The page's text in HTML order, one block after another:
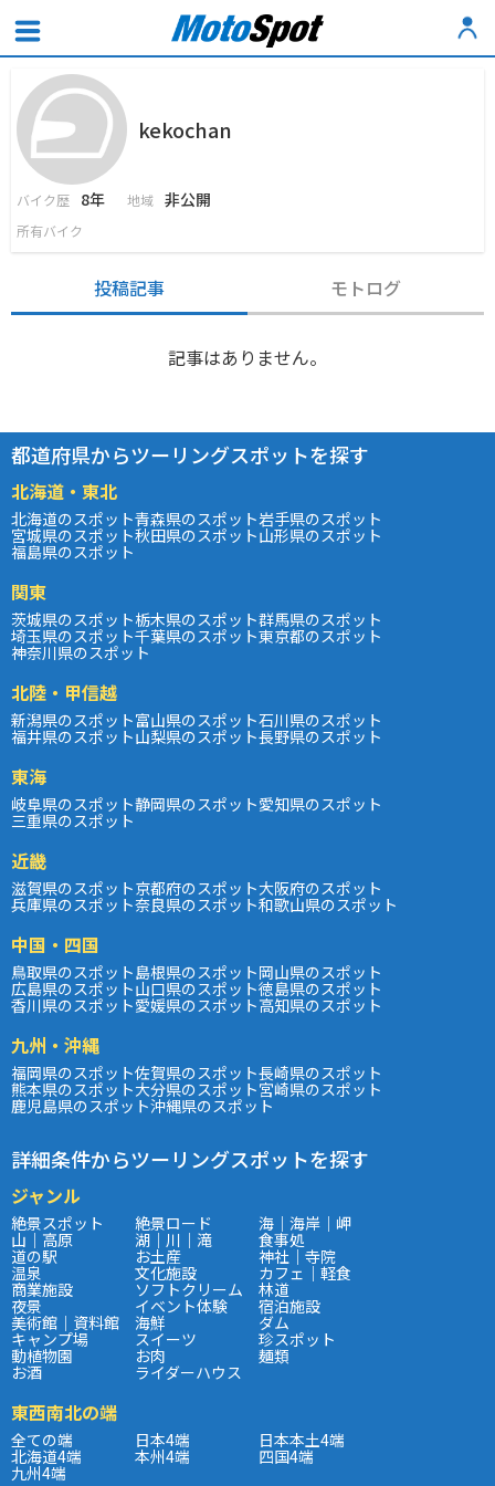
kekochan
バイク歴 8年 地域 非公開
所有バイク
投稿記事 モトログ
記事はありません。
都道府県からツーリングスポットを探す
北海道・東北
北海道のスポット青森県のスポット岩手県のスポット
宮城県のスポット秋田県のスポット山形県のスポット
福島県のスポット
関東
茨城県のスポット栃木県のスポット群馬県のスポット
埼玉県のスポット千葉県のスポット東京都のスポット
神奈川県のスポット
北陸・甲信越
新潟県のスポット富山県のスポット石川県のスポット
福井県のスポット山梨県のスポット長野県のスポット
東海
岐阜県のスポット静岡県のスポット愛知県のスポット
三重県のスポット
近畿
滋賀県のスポット京都府のスポット大阪府のスポット
兵庫県のスポット奈良県のスポット和歌山県のスポット
中国・四国
鳥取県のスポット島根県のスポット岡山県のスポット
広島県のスポット山口県のスポット徳島県のスポット
香川県のスポット愛媛県のスポット高知県のスポット
九州・沖縄
福岡県のスポット佐賀県のスポット長崎県のスポット
熊本県のスポット大分県のスポット宮崎県のスポット
鹿児島県のスポット沖縄県のスポット
詳細条件からツーリングスポットを探す
ジャンル
絶景スポット 絶景ロード 海｜海岸｜岬
山｜高原 湖｜川｜滝 食事処
道の駅 お土産 神社｜寺院
温泉 文化施設 カフェ｜軽食
商業施設 ソフトクリーム 林道
夜景 イベント体験 宿泊施設
美術館｜資料館 海鮮 ダム
キャンプ場 スイーツ 珍スポット
動植物園 お肉 麺類
お酒 ライダーハウス
東西南北の端
全ての端 日本4端 日本本土4端
北海道4端 本州4端 四国4端
九州4端